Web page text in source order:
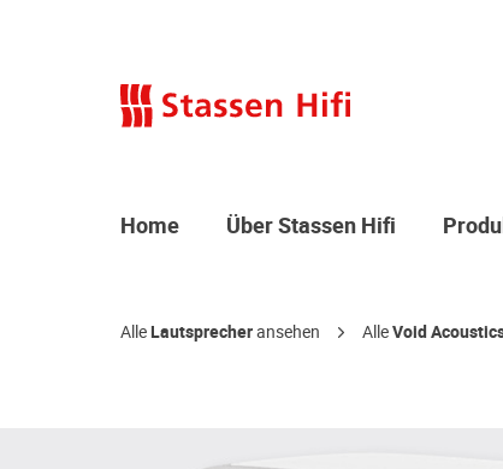
Home Über Stassen Hifi
AlleLautsprecheransehen AlleVoid